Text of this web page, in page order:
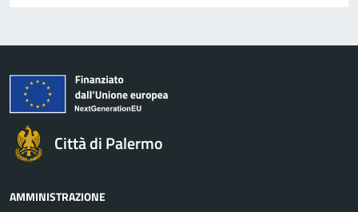
Città di Palermo
AMMINISTRAZIONE